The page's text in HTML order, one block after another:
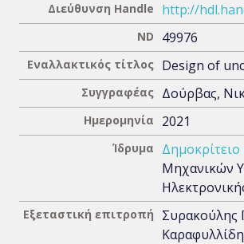
Διεύθυνση Handle http://
ND 49976
Εναλλακτικός τίτλος Design of
Συγγραφέας Δούρβας,
Ημερομηνία 2021
Ίδρυμα
Μηχανικών
Εξεταστική επιτροπή
Συρακούλης